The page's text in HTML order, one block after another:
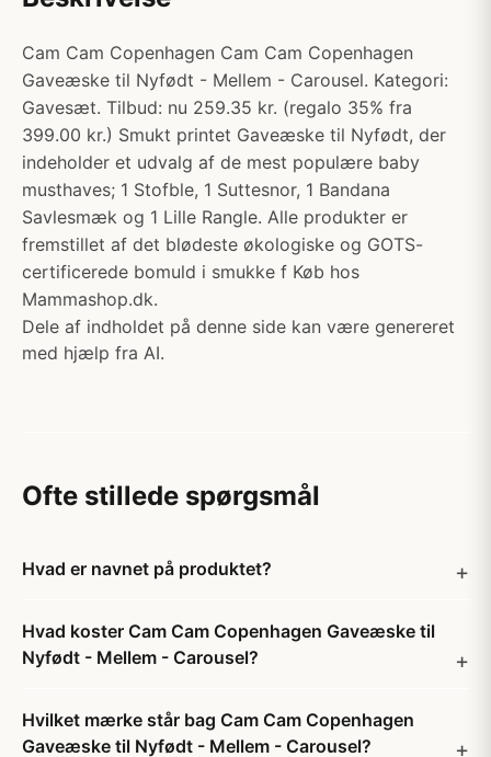
Cam Cam Copenhagen Cam Cam Copenhagen
Gaveæske til Nyfødt - Mellem - Carousel. Kategori:
Gavesæt. Tilbud: nu 259.35 kr. (regalo 35% fra
399.00 kr.) Smukt printet Gaveæske til Nyfødt, der
indeholder et udvalg af de mest populære baby
musthaves; 1 Stofble, 1 Suttesnor, 1 Bandana
Savlesmæk og 1 Lille Rangle. Alle produkter er
fremstillet af det blødeste økologiske og GOTS-
certificerede bomuld i smukke f Køb hos
Mammashop.dk.
Dele af indholdet på denne side kan være genereret
med hjælp fra AI.
Ofte stillede spørgsmål
Hvad er navnet på produktet?
Hvad koster Cam Cam Copenhagen Gaveæske til
Nyfødt - Mellem - Carousel?
Hvilket mærke står bag Cam Cam Copenhagen
Gaveæske til Nyfødt - Mellem - Carousel?